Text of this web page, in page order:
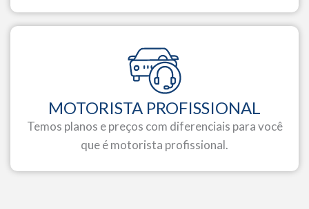
MOTORISTA PROFISSIONAL
Temos planos e preços com diferenciais para você
que é motorista profissional.